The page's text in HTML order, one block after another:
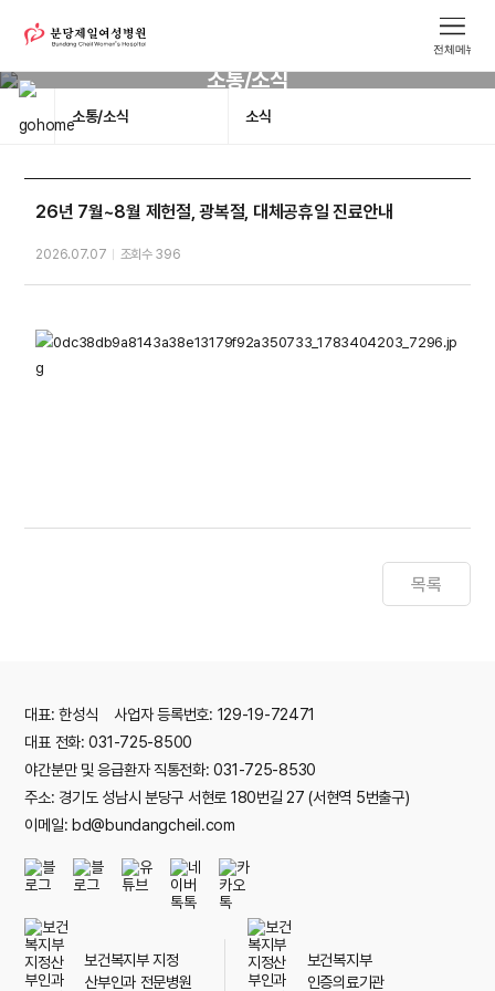
소통/소식
소통/소식 소식
26년 7월~8월 제헌절, 광복절, 대체공휴일 진료안내
2026.07.07 조회수 396
목록
대표: 한성식 사업자 등록번호: 129-19-72471
대표 전화: 031-725-8500
야간분만 및 응급환자 직통전화: 031-725-8530
주소: 경기도 성남시 분당구 서현로 180번길 27 (서현역 5번출구)
이메일: bd@bundangcheil.com
보건복지부 지정
산부인과 전문병원
보건복지부
인증의료기관